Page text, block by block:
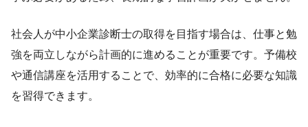
社会人が中小企業診断士の取得を目指す場合は、仕事と勉
強を両立しながら計画的に進めることが重要です。予備校
や通信講座を活用することで、効率的に合格に必要な知識
を習得できます。